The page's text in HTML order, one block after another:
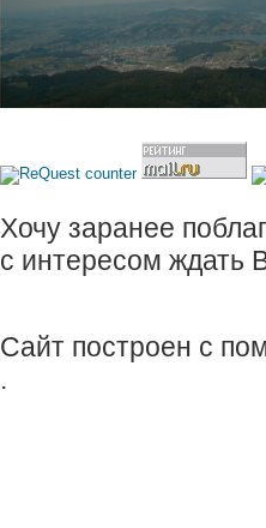
Хочу заранее
с интересом ждать
Сайт построен с
.